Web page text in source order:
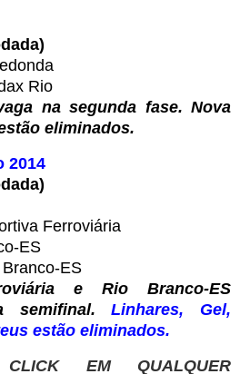
Rio
na segunda fase. Nova
eliminados.
2014
Ferroviária
ES
ES
e Rio Branco-ES
semifinal.Linhares, Gel,
estão eliminados.
CLICK EM QUALQUER